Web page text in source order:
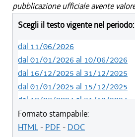
pubblicazione ufficiale avente
Scegli il testo vigente nel periodo:
dal 11/06/2026
dal 01/01/2026 al 10/06/2026
dal 16/12/2025 al 31/12/2025
dal 01/01/2025 al 15/12/2025
dal 10/08/2024 al 31/12/2024
dal 14/05/2024 al 09/08/2024
dal 01/01/2024 al 13/05/2024
Formato stampabile:
HTML- PDF - DOC